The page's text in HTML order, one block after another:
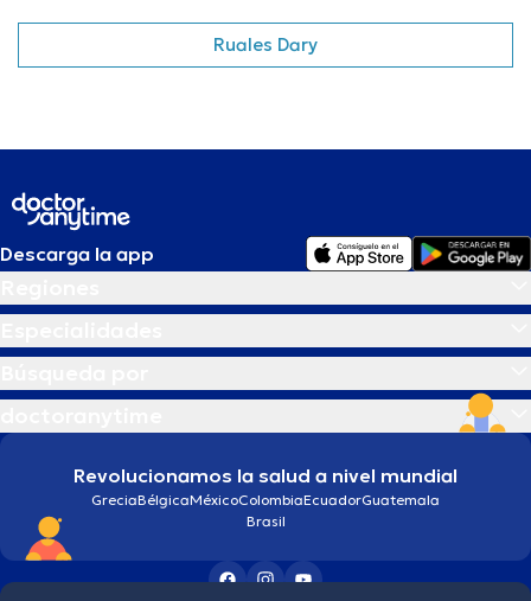
Ruales Dary
Descarga la app
Revolucionamos la salud a nivel mundial
GreciaBélgicaMéxicoColombiaEcuadorGuatemala
Brasil